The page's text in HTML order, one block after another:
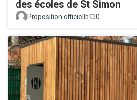
des écoles de St Simon
Proposition officielle 0